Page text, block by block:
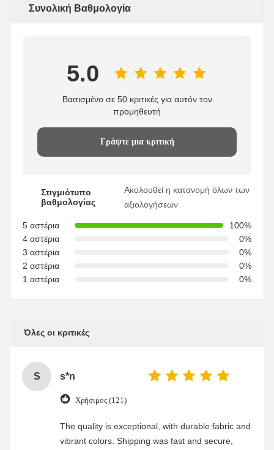
Συνολική Βαθμολογία
5.0
Βασισμένο σε 50 κριτικές για αυτόν τον
προμηθευτή
Γράψτε μια κριτική
Στιγμιότυπο
βαθμολογίας
Ακολουθεί η κατανομή όλων των
αξιολογήσεων
5 αστέρια
100%
4 αστέρια
0%
3 αστέρια
0%
2 αστέρια
0%
1 αστέρια
0%
Όλες οι κριτικές
S s*n
Χρήσιμος (121)
The quality is exceptional, with durable fabric and
vibrant colors. Shipping was fast and secure,